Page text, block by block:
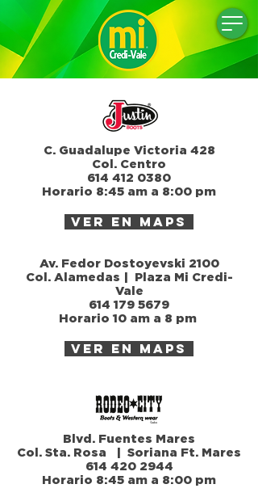
C. Guadalupe Victoria 428
Col. Centro
614 412 0380
Horario 8:45 am a 8:00 pm
ver en maps
Av. Fedor Dostoyevski 2100
Col. Alamedas | Plaza Mi Credi-
Vale
614 179 5679
Horario 10 am a 8 pm
ver en maps
Blvd. Fuentes Mares
Col. Sta. Rosa | Soriana Ft. Mares
614 420 2944
Horario 8:45 am a 8:00 pm